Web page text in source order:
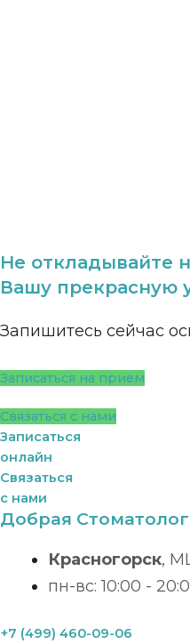
Не откладывайте
Вашу прекрасную
Запишитесь сейчас
Записаться на прием
Связаться с нами
Записаться
онлайн
Связаться
с нами
Добрая
Красногорск,
пн-вс: 10:00 -
+7 (499) 460-09-06